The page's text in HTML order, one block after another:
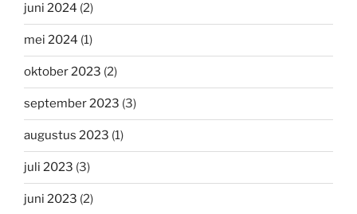
juni 2024 (2)
mei 2024 (1)
oktober 2023 (2)
september 2023 (3)
augustus 2023 (1)
juli 2023 (3)
juni 2023 (2)